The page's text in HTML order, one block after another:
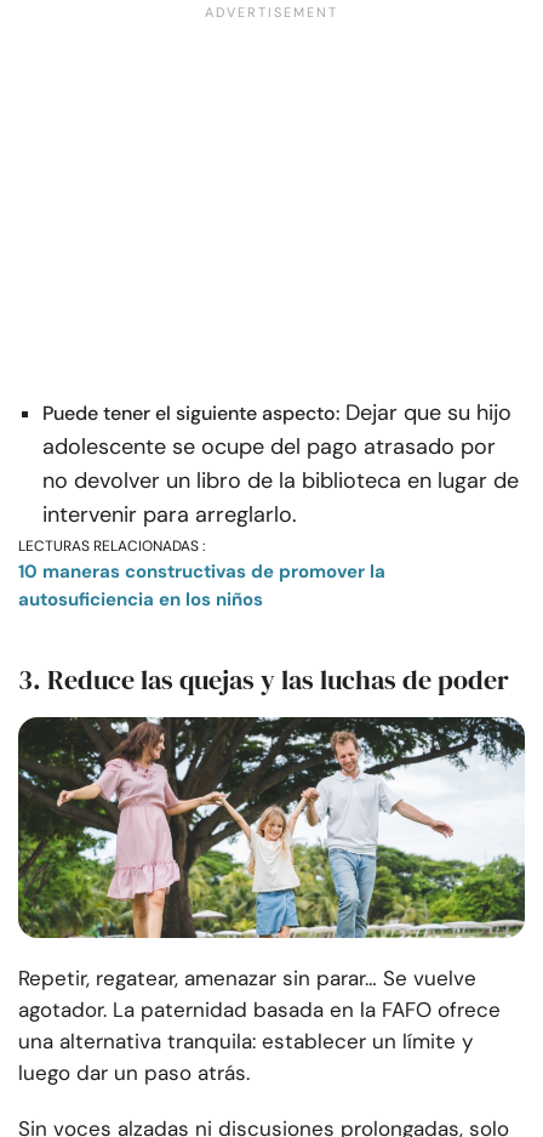
Puede tener el siguiente aspecto: Dejar que su hijo
adolescente se ocupe del pago atrasado por
no devolver un libro de la biblioteca en lugar de
intervenir para arreglarlo.
LECTURAS RELACIONADAS :
10 maneras constructivas de promover la
autosuficiencia en los niños
3. Reduce las quejas y las luchas de poder
Repetir, regatear, amenazar sin parar… Se vuelve
agotador. La paternidad basada en la FAFO ofrece
una alternativa tranquila: establecer un límite y
luego dar un paso atrás.
Sin voces alzadas ni discusiones prolongadas, solo